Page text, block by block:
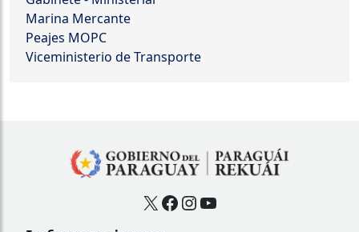
Marina Mercante
Peajes MOPC
Viceministerio de Transporte
X Facebook
Instagram
YouTube